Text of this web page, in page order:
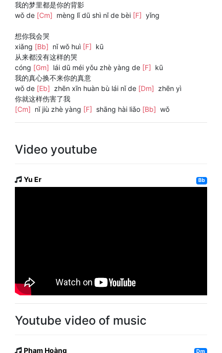
我的梦里都是你的背影
wǒ de [Cm] mèng lǐ dū shì nǐ de bèi [F] yǐng
想你我会哭
xiǎng [Bb] nǐ wǒ huì [F] kū
从来都没有这样的哭
cóng [Gm] lái dū méi yǒu zhè yàng de [F] kū
我的真心换不来你的真意
wǒ de [Eb] zhēn xīn huàn bù lái nǐ de [Dm] zhēn yì
你就这样伤害了我
[Cm] nǐ jiù zhè yàng [F] shāng hài liǎo [Bb] wǒ
Video youtube
Yu Er Bb
Youtube video of music
Phạm Hoàng Dm